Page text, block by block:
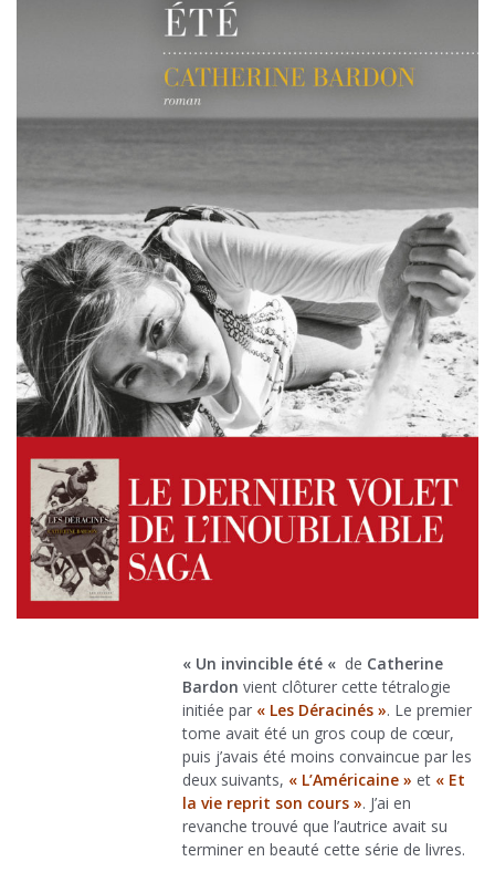
« Un invincible été « de Catherine
Bardon vient clôturer cette tétralogie
initiée par « Les Déracinés ». Le premier
tome avait été un gros coup de cœur,
puis j’avais été moins convaincue par les
deux suivants, « L’Américaine » et « Et
la vie reprit son cours ». J’ai en
revanche trouvé que l’autrice avait su
terminer en beauté cette série de livres.